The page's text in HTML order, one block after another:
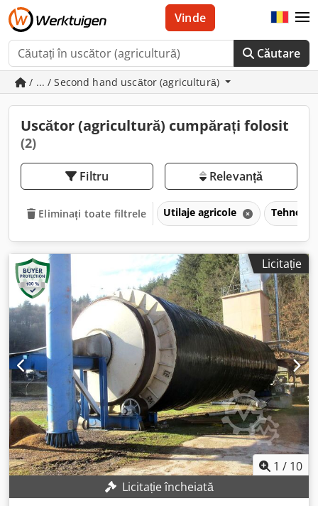
Căutare
Vinde
/ ... / Second hand uscător (agricultură)
Uscător (agricultură) cumpărați folosit
(2)
Filtru Relevanță
Eliminați toate filtrele Utilaje agricole
Licitație
1 / 10
Licitație încheiată